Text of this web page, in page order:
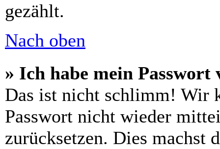
gezählt.
Nach oben
» Ich habe mein Passwort
Das ist nicht schlimm! Wir
Passwort nicht wieder
zurücksetzen. Dies machst